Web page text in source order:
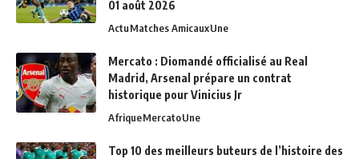
01 août 2026
ActuMatches AmicauxUne
Mercato : Diomandé officialisé au Real
Madrid, Arsenal prépare un contrat
historique pour Vinicius Jr
AfriqueMercatoUne
Top 10 des meilleurs buteurs de l’histoire des